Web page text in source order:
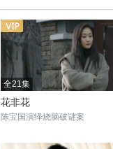
全21集
花非花
陈宝国演绎烧脑破谜案